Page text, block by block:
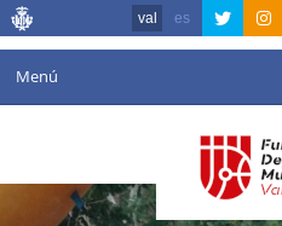
val es
Menú
Agenda